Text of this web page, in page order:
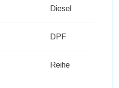
Diesel
DPF
Reihe